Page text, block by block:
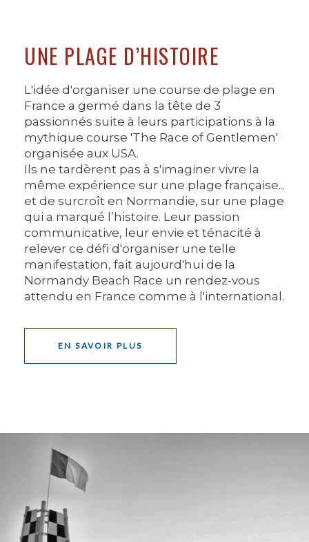
UNE PLAGE D’HISTOIRE
L'idée d'organiser une course de plage en
France a germé dans la tête de 3
passionnés suite à leurs participations à la
mythique course 'The Race of Gentlemen'
organisée aux USA.
Ils ne tardèrent pas à s'imaginer vivre la
même expérience sur une plage française...
et de surcroît en Normandie, sur une plage
qui a marqué l’histoire. Leur passion
communicative, leur envie et ténacité à
relever ce défi d'organiser une telle
manifestation, fait aujourd'hui de la
Normandy Beach Race un rendez-vous
attendu en France comme à l'international.
EN SAVOIR PLUS